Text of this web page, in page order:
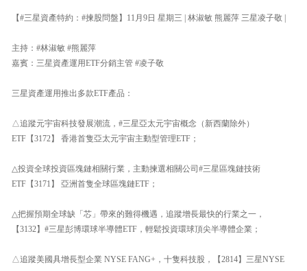
【#三星資產特約：#揀股問盤】11月9日 星期三 | 林淑敏 熊麗萍 三星凌子敬 |
主持：#林淑敏 #熊麗萍
嘉賓：三星資產運用ETF分銷主管 #凌子敬
三星資產運用推出多款ETF產品：
△追蹤元宇宙科技發展潮流，#三星亞太元宇宙概念（新西蘭除外）
ETF【3172】 香港首隻亞太元宇宙主動型管理ETF；
△投資全球投資區塊鏈相關行業，主動揀選相關公司#三星區塊鏈技術
ETF【3171】 亞洲首隻全球區塊鏈ETF；
△把握預期全球缺「芯」帶來的難得機遇，追蹤增長最快的行業之一，
【3132】#三星彭博環球半導體ETF，輕鬆投資環球頂尖半導體企業；
△追蹤美國具增長型企業 NYSE FANG+，十隻科技股，【2814】三星NYSE